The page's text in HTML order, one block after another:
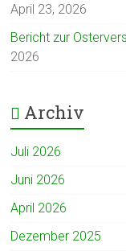
April 23, 2026
Bericht zur
2026
Archiv
Juli 2026
Juni 2026
April 2026
Dezember 2025